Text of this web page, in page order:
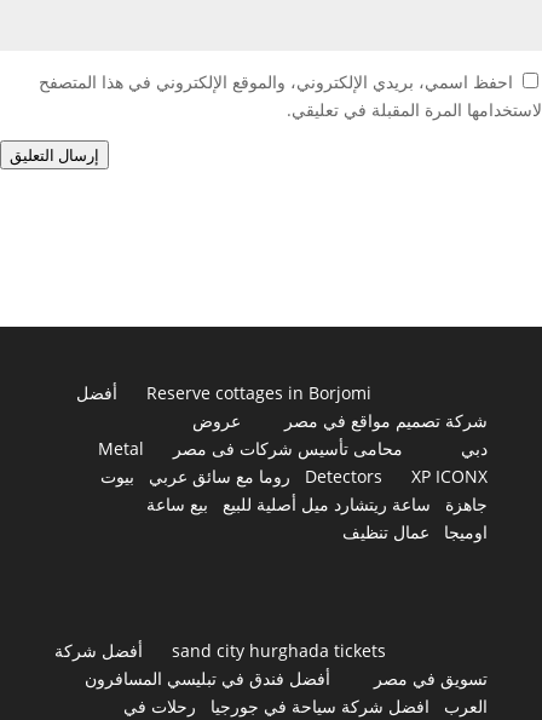
احفظ اسمي، بريدي الإلكتروني، والموقع الإلكتروني في هذا المتصفح
لاستخدامها المرة المقبلة في تعليقي.
إرسال التعليق
Reserve cottages in Borjomi
أفضل
شركة تصميم مواقع في مصر
عروض
دبي
محامى تأسيس شركات فى مصر
Metal
Detectors
XP ICONX روما مع سائق عربي
بيوت
جاهزة
ساعة ريتشارد ميل أصلية للبيع
بيع ساعة
اوميجا
عمال تنظيف
sand city hurghada tickets
أفضل شركة
تسويق في مصر
أفضل فندق في تبليسي المسافرون
العرب
افضل شركة سياحة في جورجيا
رحلات في